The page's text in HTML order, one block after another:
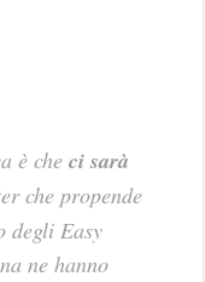
è checi sarà
che propende
degli Easy
ne hanno